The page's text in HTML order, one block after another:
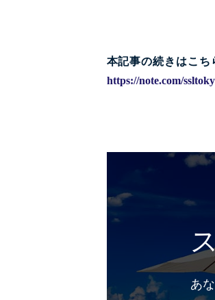
本記事の続きはこち
https://note.com/
あ